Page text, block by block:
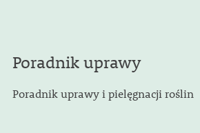
Poradnik uprawy
Poradnik uprawy i pielęgnacji roślin